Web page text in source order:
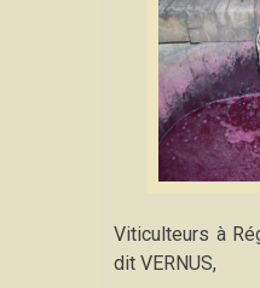
Viticulteurs à
dit VERNUS,